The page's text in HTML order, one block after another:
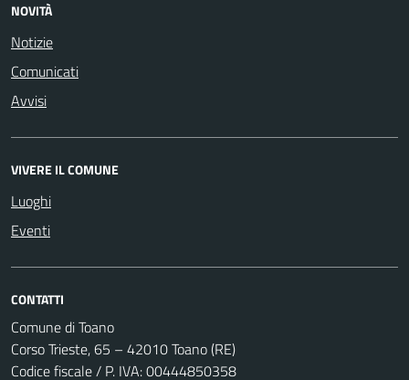
NOVITÀ
Notizie
Comunicati
Avvisi
VIVERE IL COMUNE
Luoghi
Eventi
CONTATTI
Comune di Toano
Corso Trieste, 65 – 42010 Toano (RE)
Codice fiscale / P. IVA: 00444850358